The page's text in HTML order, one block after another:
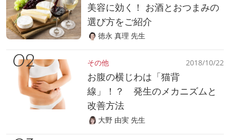
美容に効く！ お酒とおつまみの
選び方をご紹介
徳永 真理 先生
その他 2018/10/22
お腹の横じわは「猫背
線」！？ 発生のメカニズムと
改善方法
大野 由実 先生